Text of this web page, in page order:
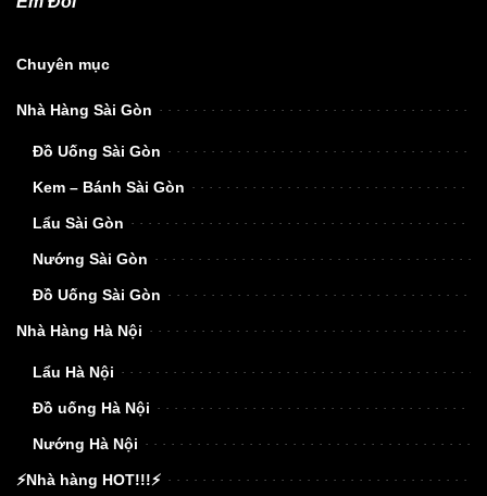
Chuyên mục
Nhà Hàng Sài Gòn
Đồ Uống Sài Gòn
Kem – Bánh Sài Gòn
Lẩu Sài Gòn
Nướng Sài Gòn
Đồ Uống Sài Gòn
Nhà Hàng Hà Nội
Lẩu Hà Nội
Đồ uống Hà Nội
Nướng Hà Nội
⚡Nhà hàng HOT!!!⚡